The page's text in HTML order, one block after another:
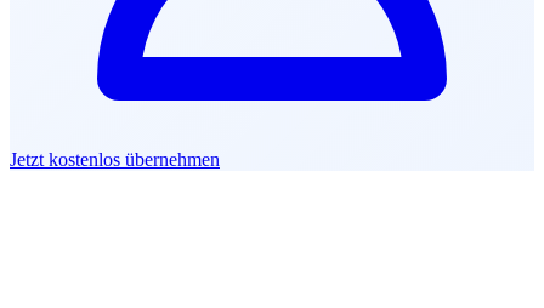
Jetzt kostenlos übernehmen